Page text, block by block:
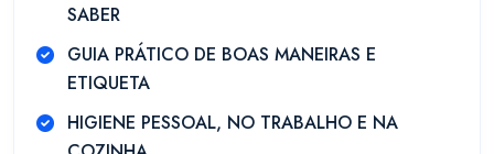
SABER
GUIA PRÁTICO DE BOAS MANEIRAS E
ETIQUETA
HIGIENE PESSOAL, NO TRABALHO E NA